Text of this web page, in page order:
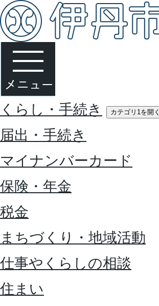
くらし・手続き カテゴリ1を開く
届出・手続き
マイナンバーカード
保険・年金
税金
まちづくり・地域活動
仕事やくらしの相談
住まい